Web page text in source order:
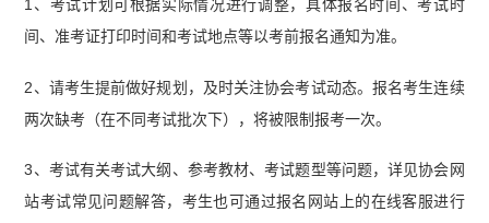
1、考试计划可根据实际情况进行调整，具体报名时间、考试时
间、准考证打印时间和考试地点等以考前报名通知为准。
2、请考生提前做好规划，及时关注协会考试动态。报名考生连续
两次缺考（在不同考试批次下），将被限制报考一次。
3、考试有关考试大纲、参考教材、考试题型等问题，详见协会网
站考试常见问题解答，考生也可通过报名网站上的在线客服进行